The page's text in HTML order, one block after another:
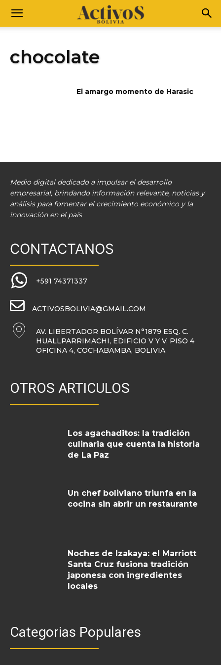
chocolate
El amargo momento de Harasic
Medio digital dedicado a impulsar el desarrollo
empresarial, brindando información relevante, noticias y
análisis para fomentar el crecimiento económico y la
innovación en el país
CONTACTANOS
+591 74371337
ACTIVOSBOLIVIA@GMAIL.COM
AV. LIBERTADOR BOLÍVAR N°1879 ESQ. C.
HUALLPARRIMACHI, EDIFICIO V Y V, PISO 4
OFICINA 4, COCHABAMBA, BOLIVIA
OTROS ARTICULOS
Los agachaditos: la tradición
culinaria que cuenta la historia
de La Paz
Un chef boliviano triunfa en la
cocina sin abrir un restaurante
Noches de Izakaya: el Marriott
Santa Cruz fusiona tradición
japonesa con ingredientes
locales
Categorias Populares